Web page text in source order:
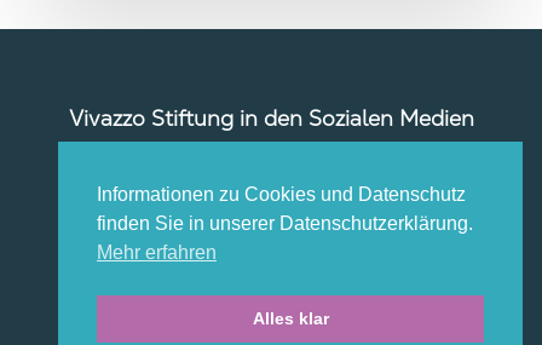
Vivazzo Stiftung in den Sozialen Medien
Impressum|Datenschutz
Informationen zu Cookies und Datenschutz
finden Sie in unserer Datenschutzerklärung.
Mehr erfahren
Alles klar